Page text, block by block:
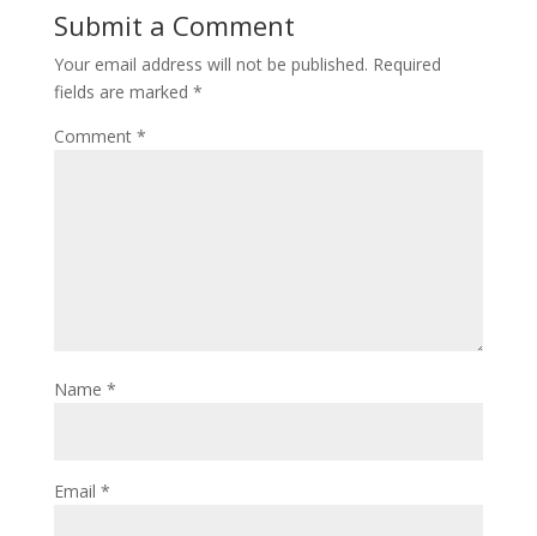
Submit a Comment
Your email address will not be published. Required
fields are marked *
Comment *
Name *
Email *